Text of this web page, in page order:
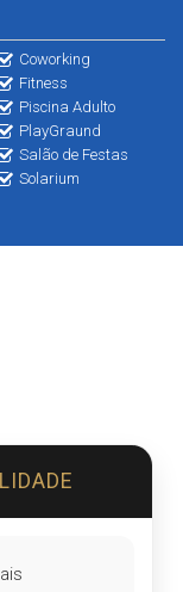
Coworking
Fitness
Piscina Adulto
PlayGraund
Salão de Festas
Solarium